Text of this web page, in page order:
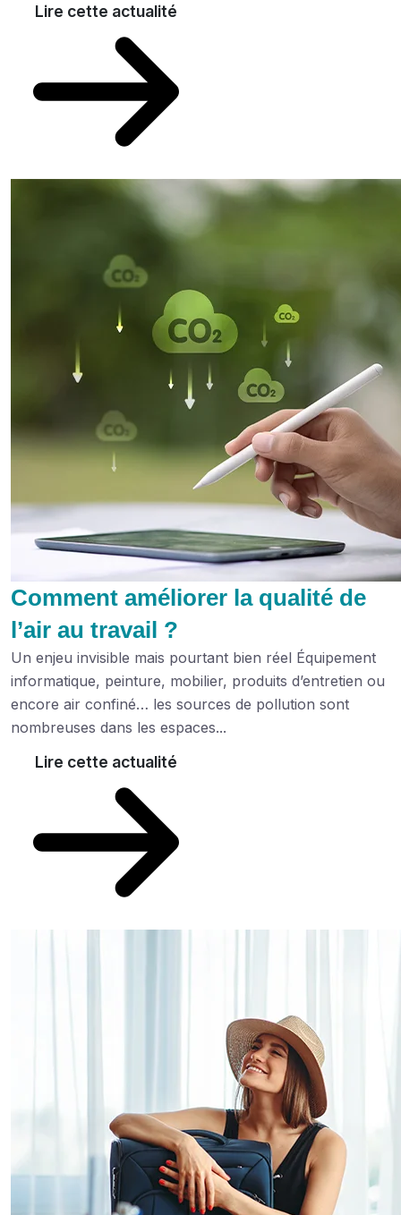
Lire cette actualité
Comment améliorer la qualité de
l’air au travail ?
Un enjeu invisible mais pourtant bien réel Équipement
informatique, peinture, mobilier, produits d’entretien ou
encore air confiné… les sources de pollution sont
nombreuses dans les espaces...
Lire cette actualité